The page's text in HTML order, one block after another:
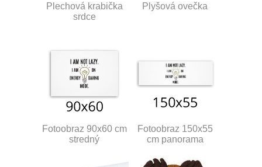
Plechová krabička
srdce
Plyšová ovečka
Fotoobraz 90x60 cm
stredný
Fotoobraz 150x55
cm panorama